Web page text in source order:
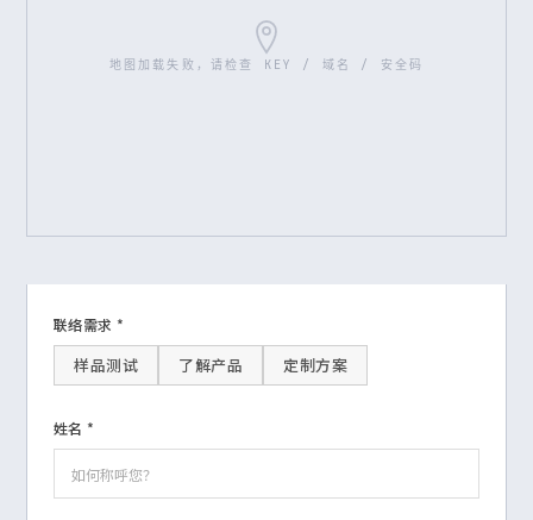
地图加载失败，请检查 KEY / 域名 / 安全码
联络需求 *
样品测试 了解产品 定制方案
姓名 *